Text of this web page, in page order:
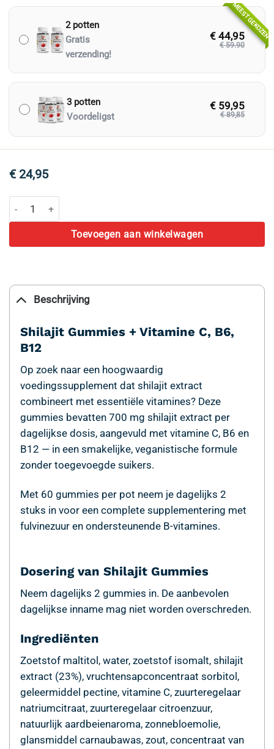
MEEST GEKOZEN
2 potten
Gratis
verzending!
€ 59.90
€ 44,95
3 potten
Voordeligst
€ 89,85
€ 59,95
€ 24,95
Shilajit Gummies Aardbei aantal
Toevoegen aan winkelwagen
Beschrijving
Shilajit Gummies + Vitamine C, B6,
B12
Op zoek naar een hoogwaardig
voedingssupplement dat shilajit extract
combineert met essentiële vitamines? Deze
gummies bevatten 700 mg shilajit extract per
dagelijkse dosis, aangevuld met vitamine C, B6 en
B12 — in een smakelijke, veganistische formule
zonder toegevoegde suikers.
Met 60 gummies per pot neem je dagelijks 2
stuks in voor een complete supplementering met
fulvinezuur en ondersteunende B-vitamines.
Dosering van Shilajit Gummies
Neem dagelijks 2 gummies in. De aanbevolen
dagelijkse inname mag niet worden overschreden.
Ingrediënten
Zoetstof maltitol, water, zoetstof isomalt, shilajit
extract (23%), vruchtensapconcentraat sorbitol,
geleermiddel pectine, vitamine C, zuurteregelaar
natriumcitraat, zuurteregelaar citroenzuur,
natuurlijk aardbeienaroma, zonnebloemolie,
glansmiddel carnaubawas, zout, concentraat van